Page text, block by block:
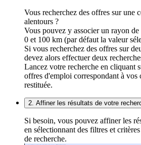
Vous recherchez des offres sur une
alentours ?
Vous pouvez y associer un rayon
0 et 100 km (par défaut la valeur
Si vous recherchez des offres sur
devez alors effectuer deux
Lancez votre recherche en cliquant
offres d'emploi correspondant à vos
restituée.
2. Affiner les résultats de votre
Si besoin, vous pouvez affiner les
en sélectionnant des filtres et
de recherche.